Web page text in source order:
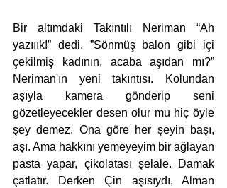
Bir altımdaki Takıntılı Neriman “Ah
yazııık!” dedi. ”Sönmüş balon gibi içi
çekilmiş kadının, acaba aşıdan mı?”
Neriman'ın yeni takıntısı. Kolundan
aşıyla kamera gönderip seni
gözetleyecekler desen olur mu hiç öyle
şey demez. Ona göre her şeyin başı,
aşı. Ama hakkını yemeyeyim bir ağlayan
pasta yapar, çikolatası şelale. Damak
çatlatır. Derken Çin aşısıydı, Alman